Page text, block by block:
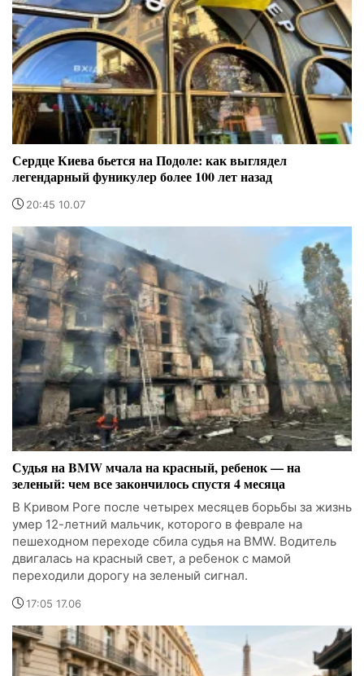
Сердце Киева бьется на Подоле: как выглядел
легендарный фуникулер более 100 лет назад
20:45 10.07
Судья на BMW мчала на красный, ребенок — на
зеленый: чем все закончилось спустя 4 месяца
В Кривом Роге после четырех месяцев борьбы за жизнь
умер 12-летний мальчик, которого в феврале на
пешеходном переходе сбила судья на BMW. Водитель
двигалась на красный свет, а ребенок с мамой
переходили дорогу на зеленый сигнал.
17:05 17.06